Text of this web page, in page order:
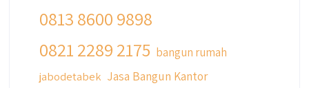
qyusipersada
3 years ago
Siapa yang udah masuk List untuk Bangun
0813 8600 9898
0821 2289 2175 bangun rumah
jabodetabek Jasa Bangun Kantor